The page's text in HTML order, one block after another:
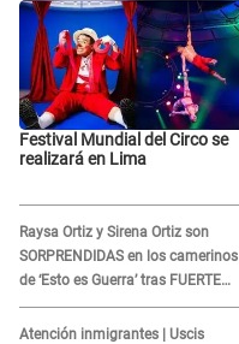
Festival Mundial del Circo se
realizará en Lima
Raysa Ortiz y Sirena Ortiz son
SORPRENDIDAS en los camerinos
de ‘Esto es Guerra’ tras FUERTE
ENFRENTAMIENTO con Gabriel
Moisés: “Gracias”
Atención inmigrantes | Uscis